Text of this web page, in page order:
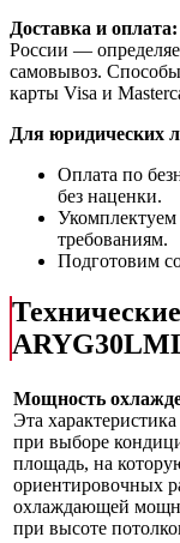
Доставка и оплата:
России —
самовывоз.
карты Visa и
Для юридических
Оплата по
без наценки.
требованиям.
Подготовим
Мощность
Эта
при выборе
площадь, на
ориентировочных
охлаждающей
при высоте